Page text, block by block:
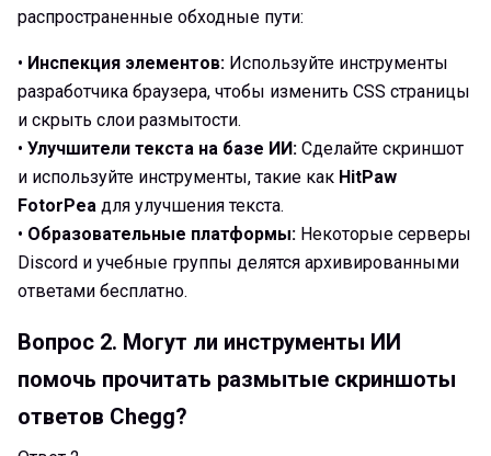
распространенные обходные пути:
• Инспекция элементов: Используйте инструменты
разработчика браузера, чтобы изменить CSS страницы
и скрыть слои размытости.
• Улучшители текста на базе ИИ: Сделайте скриншот
и используйте инструменты, такие как HitPaw
FotorPea для улучшения текста.
• Образовательные платформы: Некоторые серверы
Discord и учебные группы делятся архивированными
ответами бесплатно.
Вопрос 2. Могут ли инструменты ИИ
помочь прочитать размытые скриншоты
ответов Chegg?